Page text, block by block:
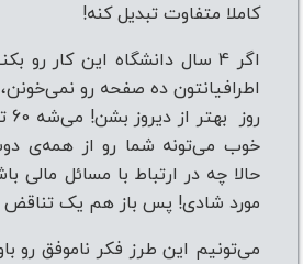
کاملا متفاوت تبدیل کنه!
اگر 4 سال دانشگاه این کار رو
اطرافیانتون ده صفحه رو
خوب می‌تونه شما رو از همه‌ی
حالا چه در ارتباط با مسائل مالی
مورد شادی! پس باز هم یک تناقض
می‌تونیم این طرز فکر ناموفق رو